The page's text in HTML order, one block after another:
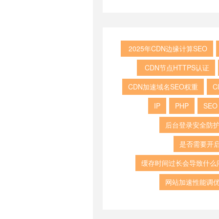
‌ ‌2025年CDN边缘计算SEO
‌‌ ‌CDN节点HTTPS认证
‌CDN加速域名SEO权重
IP
PHP
SEO
后台登录安全防
是否需要开
缓存时间过长会导致什么
网站加速性能调